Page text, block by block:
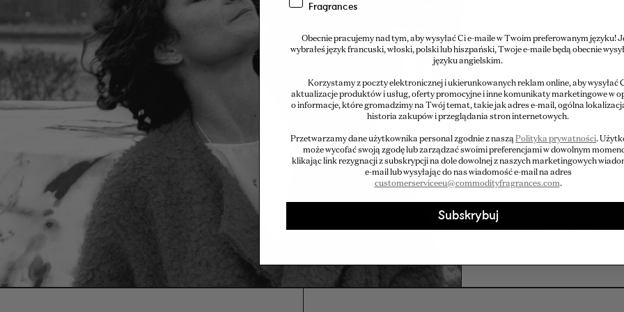
najlepsze
innowacyjne
jak ich
aby stworzyć
inspirowane
Twórca
Inspiracja
Fragrances
Obecnie pracujemy nad tym, aby wysyłać Ci e-maile w Twoim preferowanym języku!
wybrałeś język francuski, włoski, polski lub hiszpański, Twoje e-maile będą obecnie
języku angielskim.
Korzystamy z poczty elektronicznej i ukierunkowanych reklam online, aby wysyłać
aktualizacje produktów i usług, oferty promocyjne i inne komunikaty marketingowe w
o informacje, które gromadzimy na Twój temat, takie jak adres e-mail, ogólna
historia zakupów i przeglądania stron internetowych.
Przetwarzamy dane użytkownika personal zgodnie z naszą Polityka prywatności.
może wycofać swoją zgodę lub zarządzać swoimi preferencjami w dowolnym
klikając link rezygnacji z subskrypcji na dole dowolnej z naszych marketingowych
e-mail lub wysyłając do nas wiadomość e-mail na adres
customerserviceeu@commodityfragrances.com.
Subskrybuj